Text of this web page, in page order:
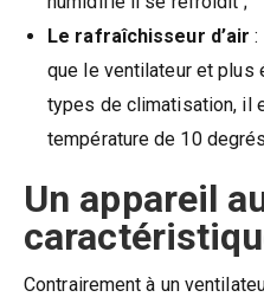
Le rafraîchisseur d’air :
que le ventilateur et plus
types de climatisation, il
température de 10
Un appareil
Contrairement à un